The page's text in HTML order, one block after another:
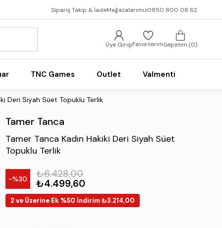
Sipariş Takip & İadeMağazalarımız0850 800 08 62
Üye GirişiFavorilerimSepetim 0
TNC Games Outlet Valmenti
Deri Siyah Süet Topuklu Terlik
Tamer Tanca
Tamer Tanca Kadın Hakiki Deri Siyah Süet
Topuklu Terlik
30
₺6.428,00
₺4.499,60
2 ve Üzerine Ek %50 İndirim ₺3.214,00